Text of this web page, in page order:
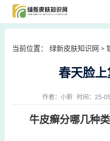
当前位置： 绿新皮肤知识网 >
春天脸
作者：小新 时间：25-
牛皮癣分哪几种